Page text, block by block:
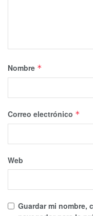
Nombre *
Correo electrónico *
Web
Guardar mi nombre,